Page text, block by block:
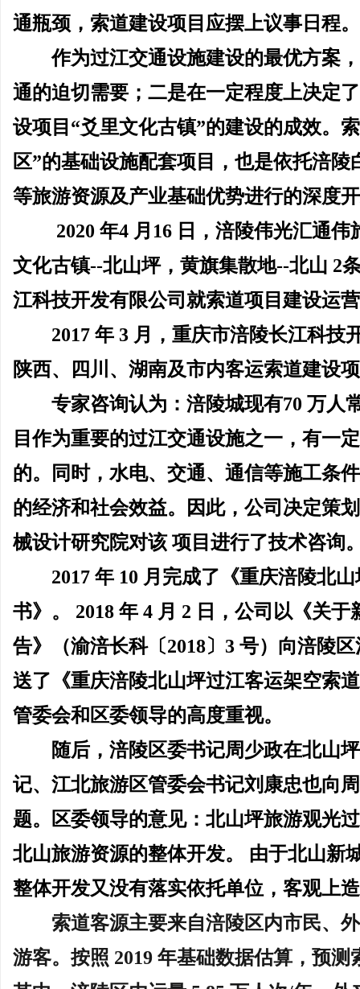
通瓶颈，索道建设项目应摆上议事日程。
作为过江交通设施建设的最优方案
通的迫切需要；二是在一定程度上决定
设项目 “爻里文化古镇”的建设的成效。
区”的基础设施配套项目，也是依托涪
等旅游资源及产业基础优势进行的深度
2020 年4 月16 日，涪陵伟光汇通
文化古镇--北山坪，黄旗集散地--北山 2
江科技开发有限公司就索道项目建设运
2017 年 3 月，重庆市涪陵长江科
陕西、四川、湖南及市内客运索道建设
专家咨询认为：涪陵城现有70 万人
目作为重要的过江交通设施之一，有一
的。同时，水电、交通、通信等施工条
的经济和社会效益。因此，公司决定策
械设计研究院对该 项目进行了技术咨询
2017 年 10 月完成了《重庆涪陵北
书》。 2018 年 4 月 2 日，公司以《关
告》（渝涪长科〔2018〕3 号）向涪陵
送了《重庆涪陵北山坪过江客运架空索
管委会和区委领导的高度重视。
随后，涪陵区委书记周少政在北山
记、江北旅游区管委会书记刘康忠也向
题。区委领导的意见：北山坪旅游观光
北山旅游资源的整体开发。
由于北山新
整体开发又没有落实依托单位，客观上
索道客源主要来自涪陵区内市民、
游客。按照 2019 年基础数据估算，预